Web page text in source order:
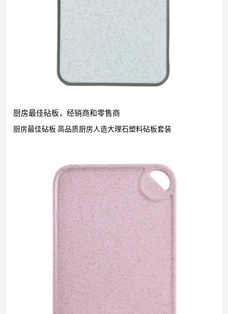
厨房最佳砧板，经销商和零售商
厨房最佳砧板 高品质厨房人造大理石塑料砧板套装